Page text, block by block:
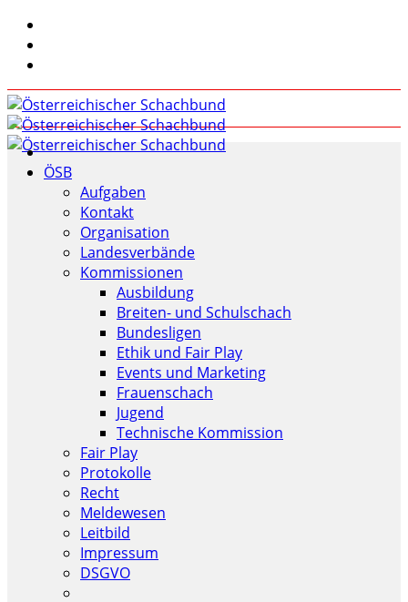
ÖSB
Aufgaben
Kontakt
Organisation
Landesverbände
Kommissionen
Ausbildung
Breiten- und Schulschach
Bundesligen
Ethik und Fair Play
Events und Marketing
Frauenschach
Jugend
Technische Kommission
Fair Play
Protokolle
Recht
Meldewesen
Leitbild
Impressum
DSGVO